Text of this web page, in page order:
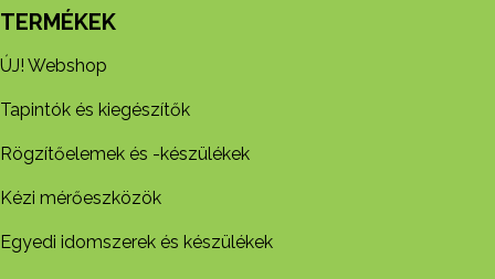
TERMÉKEK
ÚJ! Webshop
Tapintók és kiegészítők
Rögzítőelemek és -készül​ékek
Kézi mérőeszközök
Egyedi idomszerek és készülékek